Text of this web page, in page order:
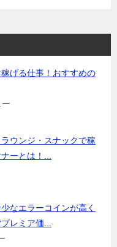
げる仕事！おすすめの
ラウンジ・スナックで稼
ーとは！...
少なエラーコインが高く
レミア価...